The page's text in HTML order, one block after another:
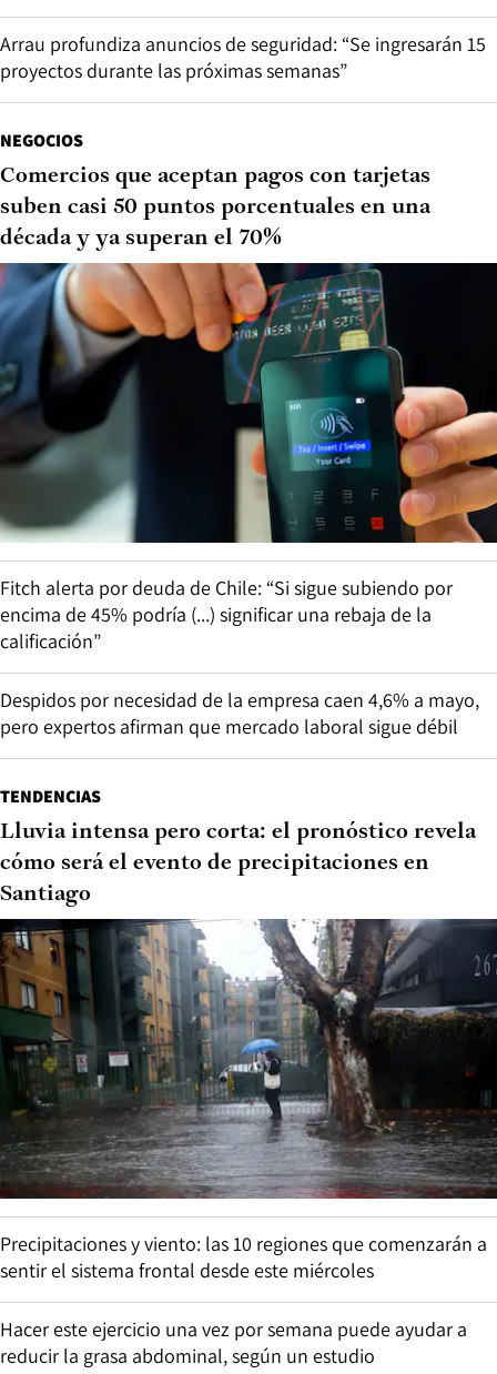
Arrau profundiza anuncios de seguridad: “Se ingresarán 15
proyectos durante las próximas semanas”
NEGOCIOS
Comercios que aceptan pagos con tarjetas
suben casi 50 puntos porcentuales en una
década y ya superan el 70%
Fitch alerta por deuda de Chile: “Si sigue subiendo por
encima de 45% podría (...) significar una rebaja de la
calificación”
Despidos por necesidad de la empresa caen 4,6% a mayo,
pero expertos afirman que mercado laboral sigue débil
TENDENCIAS
Lluvia intensa pero corta: el pronóstico revela
cómo será el evento de precipitaciones en
Santiago
Precipitaciones y viento: las 10 regiones que comenzarán a
sentir el sistema frontal desde este miércoles
Hacer este ejercicio una vez por semana puede ayudar a
reducir la grasa abdominal, según un estudio